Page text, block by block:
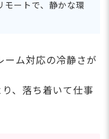
モートで、静かな環
ーム対応の冷静さが
、落ち着いて仕事